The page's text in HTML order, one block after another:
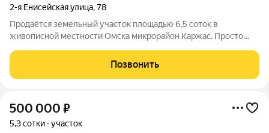
2-я Енисейская улица,78
Продаётся земельный участок площадью 6,5 соток в
живописной местности Омска микрорайон Каржас. Просто
минутах от центра города, где на 6,5 сотках также можно
разместить гараж, баню, сад или
Позвонить
500 000 ₽
5,3 сотки участок